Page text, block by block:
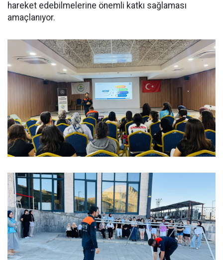
hareket edebilmelerine önemli katkı sağlaması
amaçlanıyor.